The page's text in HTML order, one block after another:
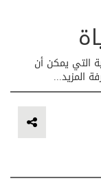
التي يمكن أن
المزيد...